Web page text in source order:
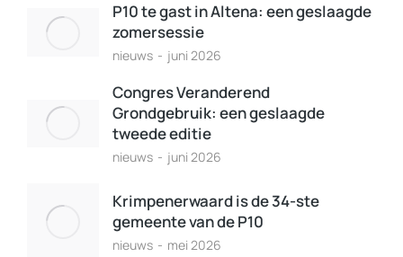
P10 te gast in Altena: een geslaagde
zomersessie
nieuws juni 2026
Congres Veranderend
Grondgebruik: een geslaagde
tweede editie
nieuws juni 2026
Krimpenerwaard is de 34-ste
gemeente van de P10
nieuws mei 2026